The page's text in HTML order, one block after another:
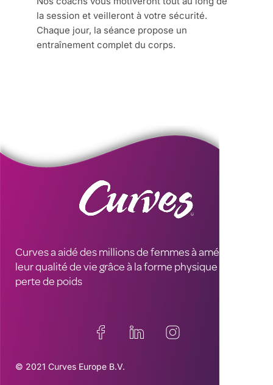
la session et veilleront à votre sécurité.
Chaque jour, la séance propose un
entraînement complet du corps.
Curves a aidé des millions de femmes à améliorer
leur qualité de vie grâce à la forme physique et à la
perte de poids
© 2021 Curves Europe B.V.